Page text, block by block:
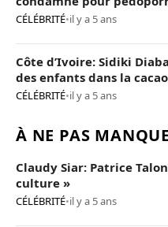
CÉLÉBRITÉ•il y a 5 ans
Côte d’Ivoire: Sidiki
des enfants dans la
CÉLÉBRITÉ•il y a 5 ans
À NE PAS
Claudy Siar: Patrice
culture »
CÉLÉBRITÉ•il y a 5 ans